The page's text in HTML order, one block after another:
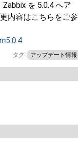
を 5.0.4 へア
内容はこちらをご参
タグ: アップデート情報